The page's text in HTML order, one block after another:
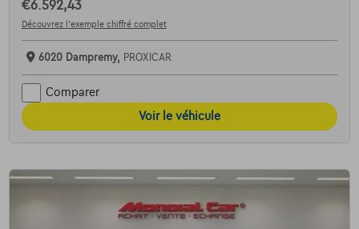
€6.592,43
Découvrez l’exemple chiffré complet
6020 Dampremy, PROXICAR
Comparer
Voir le véhicule